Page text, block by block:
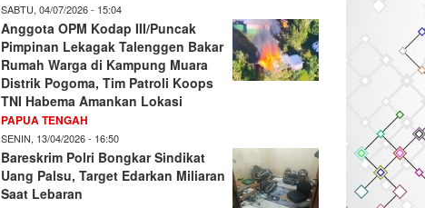
SABTU, 04/07/2026 - 15:04
Anggota OPM Kodap III/Puncak
Pimpinan Lekagak Talenggen Bakar
Rumah Warga di Kampung Muara
Distrik Pogoma, Tim Patroli Koops
TNI Habema Amankan Lokasi
PAPUA TENGAH
SENIN, 13/04/2026 - 16:50
Bareskrim Polri Bongkar Sindikat
Uang Palsu, Target Edarkan Miliaran
Saat Lebaran